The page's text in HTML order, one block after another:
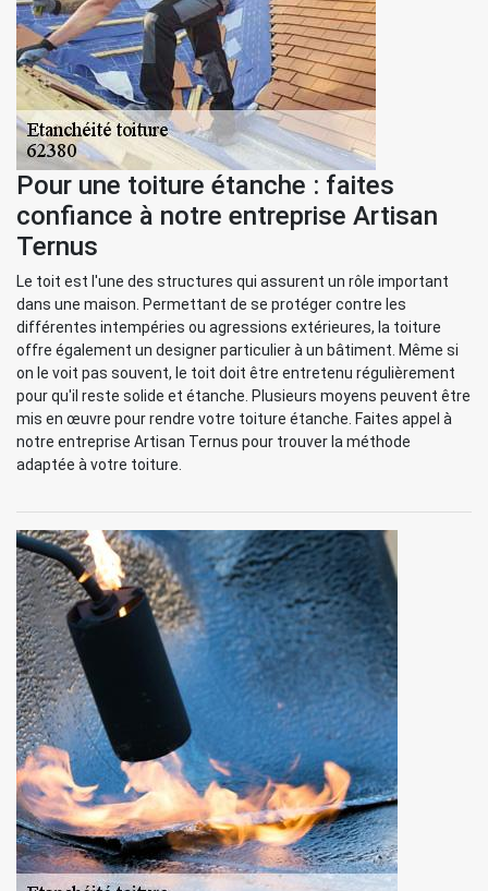
Pour une toiture étanche : faites
confiance à notre entreprise Artisan
Ternus
Le toit est l'une des structures qui assurent un rôle important
dans une maison. Permettant de se protéger contre les
différentes intempéries ou agressions extérieures, la toiture
offre également un designer particulier à un bâtiment. Même si
on le voit pas souvent, le toit doit être entretenu régulièrement
pour qu'il reste solide et étanche. Plusieurs moyens peuvent être
mis en œuvre pour rendre votre toiture étanche. Faites appel à
notre entreprise Artisan Ternus pour trouver la méthode
adaptée à votre toiture.